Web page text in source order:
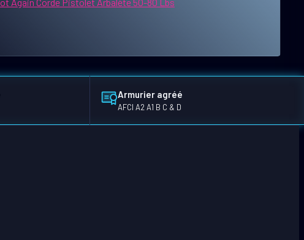
Armurier agréé
AFCI A2 A1 B C & D